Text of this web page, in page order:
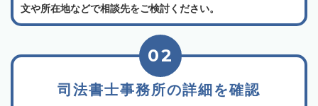
文や所在地などで相談先をご検討ください。
司法書士事務所の詳細を確認
02